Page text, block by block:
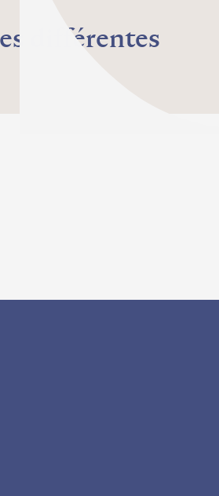
différentes